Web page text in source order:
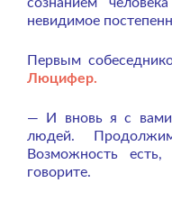
сознанием
невидимое
Первым
Люцифер.
— И вновь я с
людей.
Возможность
говорите.